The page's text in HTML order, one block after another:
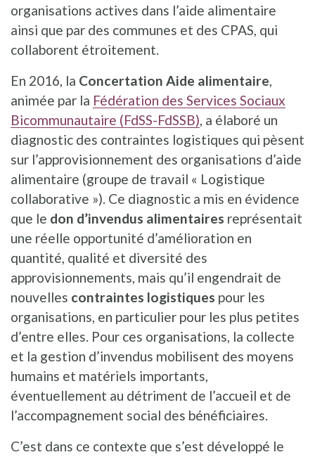
organisations actives dans l’aide alimentaire
ainsi que par des communes et des CPAS, qui
collaborent étroitement.
En 2016, la Concertation Aide alimentaire,
animée par la Fédération des Services Sociaux
Bicommunautaire (FdSS-FdSSB), a élaboré un
diagnostic des contraintes logistiques qui pèsent
sur l’approvisionnement des organisations d’aide
alimentaire (groupe de travail « Logistique
collaborative »). Ce diagnostic a mis en évidence
que le don d’invendus alimentaires représentait
une réelle opportunité d’amélioration en
quantité, qualité et diversité des
approvisionnements, mais qu’il engendrait de
nouvelles contraintes logistiques pour les
organisations, en particulier pour les plus petites
d’entre elles. Pour ces organisations, la collecte
et la gestion d’invendus mobilisent des moyens
humains et matériels importants,
éventuellement au détriment de l’accueil et de
l’accompagnement social des bénéficiaires.
C’est dans ce contexte que s’est développé le